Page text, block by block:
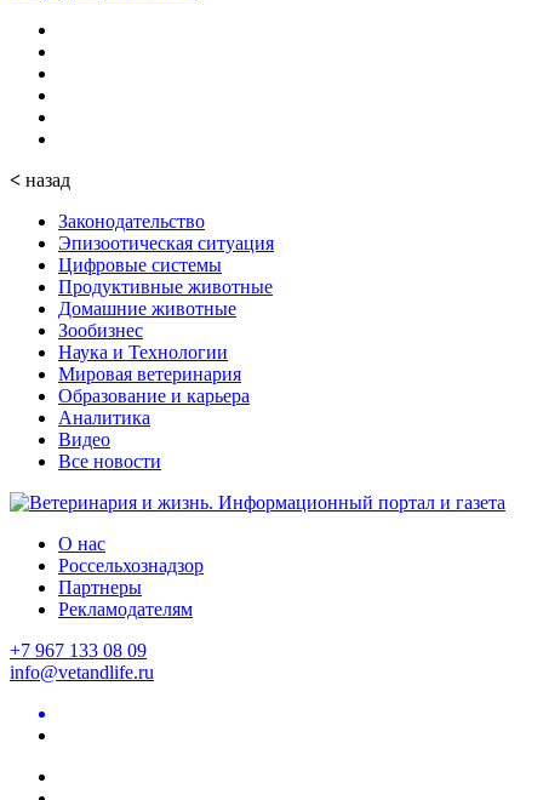
< назад
Законодательство
Эпизоотическая ситуация
Цифровые системы
Продуктивные животные
Домашние животные
Зообизнес
Наука и Технологии
Мировая ветеринария
Образование и карьера
Аналитика
Видео
Все новости
О нас
Россельхознадзор
Партнеры
Рекламодателям
+7 967 133 08 09
info@vetandlife.ru